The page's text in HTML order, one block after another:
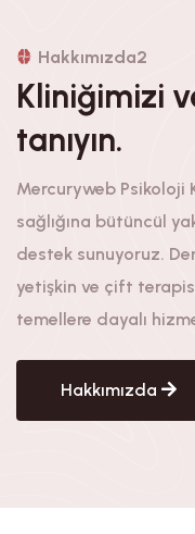
Hakkımızda2
Kliniğimizi
tanıyın.
Mercuryweb Psikoloji
sağlığına bütüncül
destek sunuyoruz.
yetişkin ve çift
temellere dayalı
Hakkımızda